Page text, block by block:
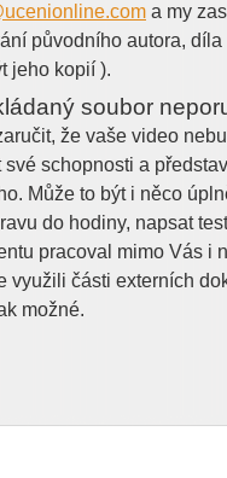
a my
původního autora,
jeho kopií ).
soubor
že vaše video
schopnosti a
Může to být i něco
do hodiny, napsat
pracoval mimo Vás i
využili části externích
možné.